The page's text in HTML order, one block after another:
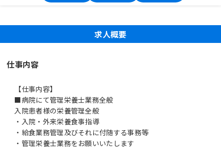
求人概要
仕事内容
【仕事内容】
■病院にて管理栄養士業務全般
入院患者様の栄養管理全般
・入院・外来栄養食事指導
・給食業務管理及びそれに付随する事務等
・管理栄養士業務をお願いいたします